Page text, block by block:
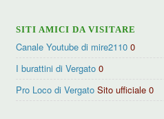
SITI AMICI DA VISITARE
Canale Youtube di mire2110 0
I burattini di Vergato 0
Pro Loco di Vergato Sito ufficiale 0